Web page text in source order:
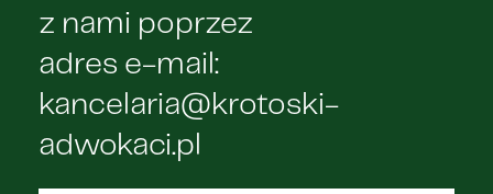
z nami poprzez
adres e-mail:
kancelaria@krotoski-
adwokaci.pl